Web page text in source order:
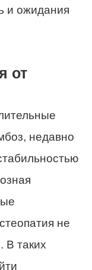
и ожидания
от
недавно
не
В таких